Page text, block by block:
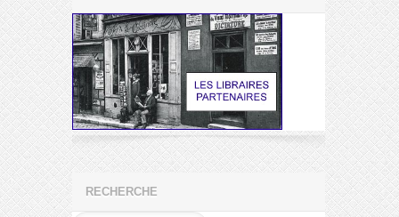
RECHERCHE